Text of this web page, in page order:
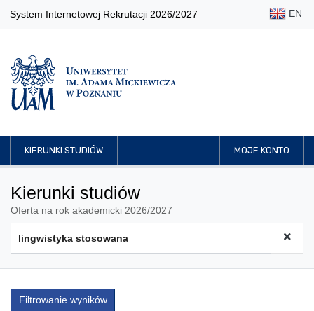
System Internetowej Rekrutacji 2026/2027 EN
KIERUNKI STUDIÓW MOJE KONTO
Kierunki studiów
Oferta na rok akademicki 2026/2027
Filtrowanie wyników